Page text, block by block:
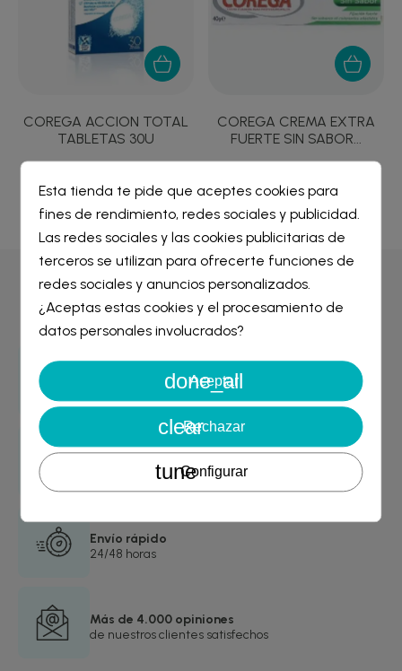
COREGA ACCION TOTAL
TABLETAS 30U
7,76 €
COREGA CREMA EXTRA
FUERTE SIN SABOR...
7,93 €
Por qué comprar enFarmacia Liceo
Entrega GRATIS
Garantía de devolución
Envío rápido
24/48 horas
Más de 4.000 opiniones
de nuestros clientes satisfechos
Crear lista de deseos
Nombre de la lista de deseos
Cancelar Crear lista de deseos
Iniciar sesión
Debe iniciar sesión para guardar productos en su lista de
deseos.
Cancelar Iniciar sesión
Esta tienda te pide que aceptes cookies para
fines de rendimiento, redes sociales y publicidad.
Las redes sociales y las cookies publicitarias de
terceros se utilizan para ofrecerte funciones de
redes sociales y anuncios personalizados.
¿Aceptas estas cookies y el procesamiento de
datos personales involucrados?
done_all
Aceptar
clearRechazar
tuneConfigurar